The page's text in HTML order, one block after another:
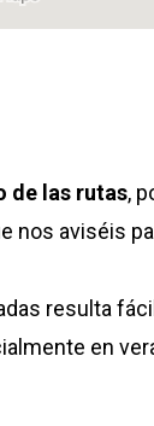
de las rutas,
aviséis
resulta
en